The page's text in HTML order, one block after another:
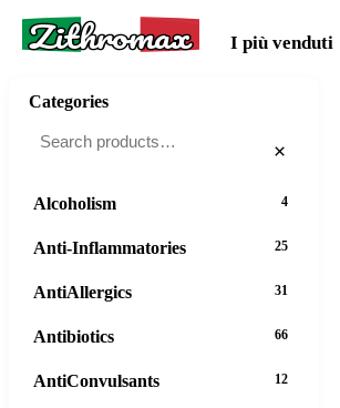
Zithromax I più venduti
Categories
×
Alcoholism 4
Anti-Inflammatories 25
AntiAllergics 31
Antibiotics 66
AntiConvulsants 12